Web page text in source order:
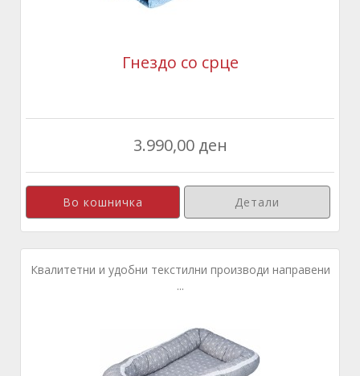
Гнездо со срце
3.990,00 ден
Детали
Квалитетни и удобни текстилни производи направени
...